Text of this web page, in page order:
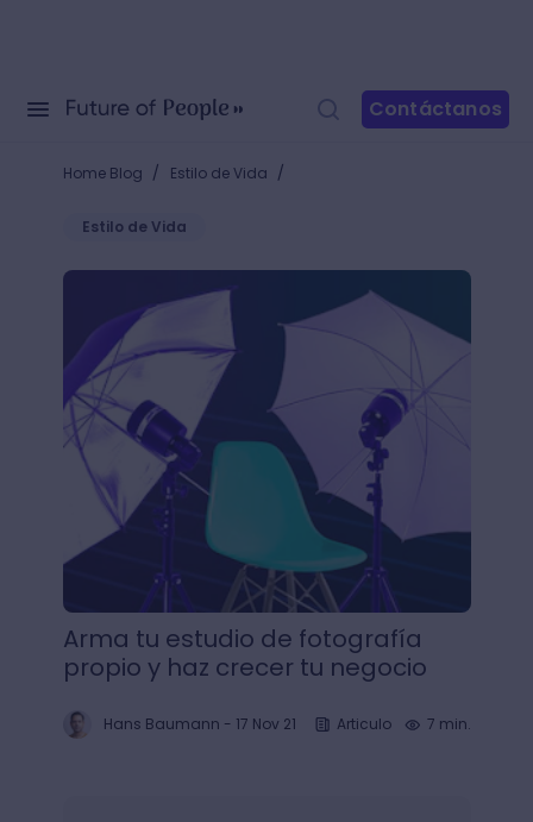
Contáctanos
Home Blog / Estilo de Vida /
Estilo de Vida
Arma tu estudio de fotografía propio y haz crecer
Arma tu estudio de fotografía
propio y haz crecer tu negocio
Hans Baumann - 17 Nov 21 Articulo 7 min.